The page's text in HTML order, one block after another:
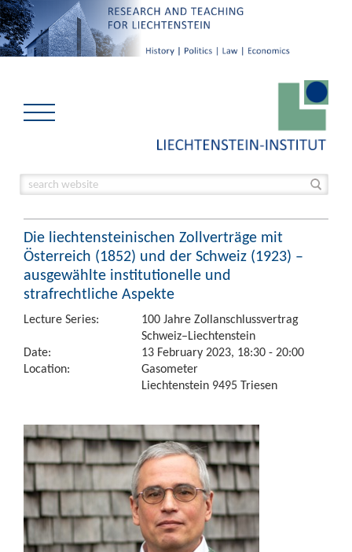
Die liechtensteinischen Zollverträge mit
Österreich (1852) und der Schweiz (1923) –
ausgewählte institutionelle und
strafrechtliche Aspekte
Lecture Series:
100 Jahre Zollanschlussvertrag
Schweiz–Liechtenstein
Date:
13 February 2023, 18:30 - 20:00
Location:
Gasometer
Liechtenstein 9495 Triesen